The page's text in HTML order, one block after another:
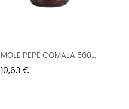
MOLE PEPE COMALA 500
GR
Precio
10,63 €